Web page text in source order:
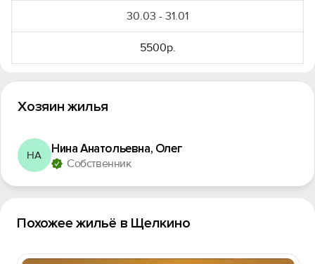
30.03 - 31.01
5500р.
Хозяин жилья
НА Нина Анатольевна, Олег
Собственник
Похожее жильё в Щелкино